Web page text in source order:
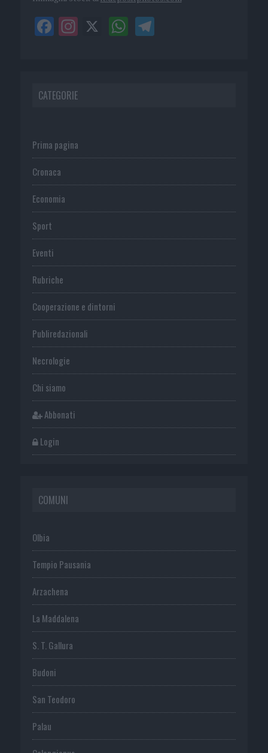
CATEGORIE
Prima pagina
Cronaca
Economia
Sport
Eventi
Rubriche
Cooperazione e dintorni
Publiredazionali
Necrologie
Chi siamo
Abbonati
Login
COMUNI
Olbia
Tempio Pausania
Arzachena
La Maddalena
S. T. Gallura
Budoni
San Teodoro
Palau